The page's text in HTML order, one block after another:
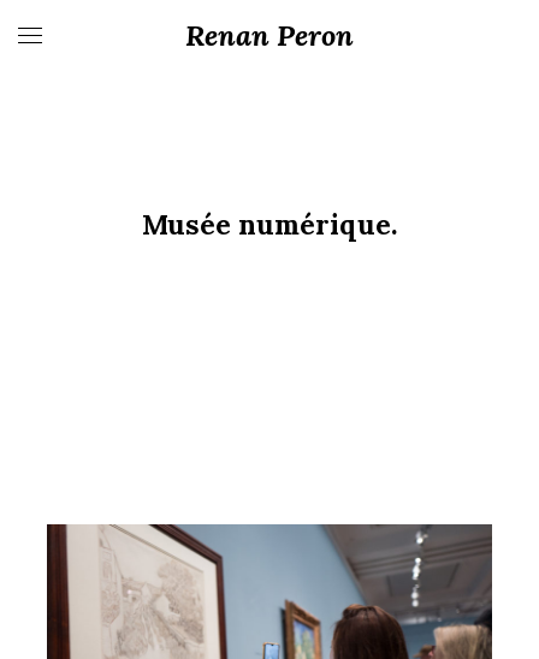
Renan Peron
Musée numérique.